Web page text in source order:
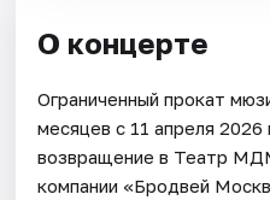
О концерте
Ограниченный прокат
месяцев с 11 апреля
возвращение в Театр
компании «Бродвей